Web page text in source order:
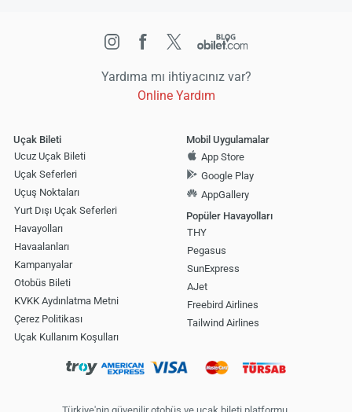
Yardıma mı ihtiyacınız var?
Online Yardım
Uçak Bileti
Ucuz Uçak Bileti
Uçak Seferleri
Uçuş Noktaları
Yurt Dışı Uçak Seferleri
Havayolları
Havaalanları
Kampanyalar
Otobüs Bileti
KVKK Aydınlatma Metni
Çerez Politikası
Uçak Kullanım Koşulları
Mobil Uygulamalar
App Store
Google Play
AppGallery
Popüler Havayolları
THY
Pegasus
SunExpress
AJet
Freebird Airlines
Tailwind Airlines